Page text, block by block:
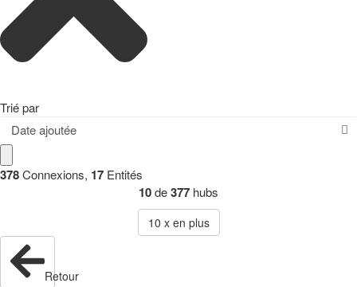
Trié par
Date ajoutée
378Connexions, 17 Entités
10de377 hubs
10 x en plus
Retour